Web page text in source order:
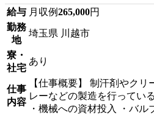
給与 月収例265,000円
勤務
地
埼玉県 川越市
寮・
社宅
あり
仕事
内容
【仕事概要】 制汗剤やク
レーなどの製造を行ってい
・機械への資材投入 ・バル